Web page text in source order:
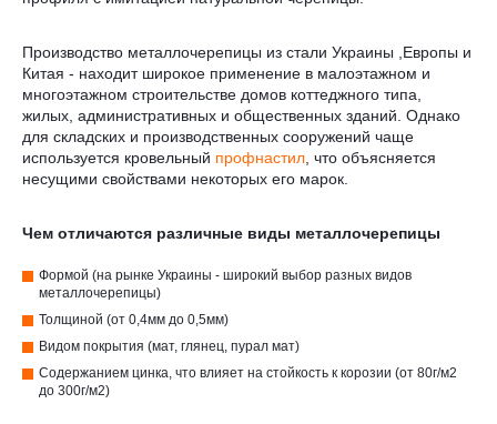
Производство металлочерепицы из стали Украины ,Европы и
Китая - находит широкое применение в малоэтажном и
многоэтажном строительстве домов коттеджного типа,
жилых, административных и общественных зданий. Однако
для складских и производственных сооружений чаще
используется кровельный профнастил, что объясняется
несущими свойствами некоторых его марок.
Чем отличаются различные виды металлочерепицы
Формой (на рынке Украины - широкий выбор разных видов
металлочерепицы)
Толщиной (от 0,4мм до 0,5мм)
Видом покрытия (мат, глянец, пурал мат)
Содержанием цинка, что влияет на стойкость к корозии (от 80г/м2
до 300г/м2)